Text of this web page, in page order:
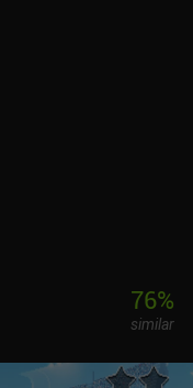
76%
similar